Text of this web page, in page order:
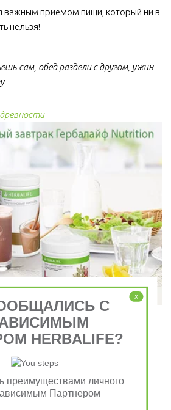
важным приемом пищи, который ни в
нельзя!
сам, обед раздели с другом, ужин
Гербалайф
x
С
HERBALIFE?
преимуществами личного
Партнером